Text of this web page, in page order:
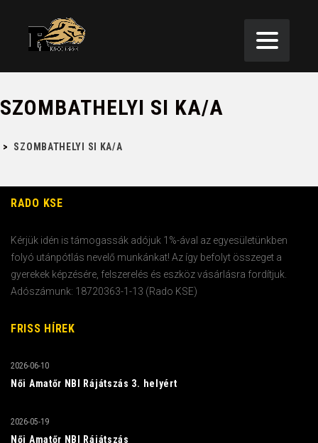
SZOMBATHELYI SI KA/A
> SZOMBATHELYI SI KA/A
RADO KSE
Kérjük idén is támogassák adójuk 1%-ával az egyesületünkben
folyó utánpótlás nevelő munkánkat! Az így befolyt összeget a
gyerekek képzésére, felszerelés és eszköz vásárlásra fordítjuk.
Adószámunk: 18720363-1-13 (Rado KSE)
FRISS HÍREK
Női Amatőr NBI Rájátszás 3. helyért
2026-06-10
Női Amatőr NBI Rájátszás
2026-05-19